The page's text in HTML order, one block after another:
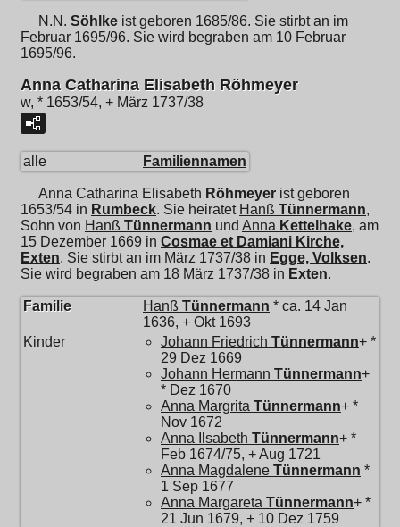
N.N. Söhlke ist geboren 1685/86. Sie stirbt an im
Februar 1695/96. Sie wird begraben am 10 Februar
1695/96.
Anna Catharina Elisabeth Röhmeyer
w, * 1653/54, + März 1737/38
alle Familiennamen
Anna Catharina Elisabeth Röhmeyer ist geboren
1653/54 in Rumbeck. Sie heiratet Hanß Tünnermann,
Sohn von Hanß Tünnermann und Anna Kettelhake, am
15 Dezember 1669 in Cosmae et Damiani Kirche,
Exten. Sie stirbt an im März 1737/38 in Egge, Volksen.
Sie wird begraben am 18 März 1737/38 in Exten.
Familie Hanß Tünnermann * ca. 14 Jan
1636, + Okt 1693
Kinder
Johann Friedrich Tünnermann+ *
29 Dez 1669
Johann Hermann Tünnermann+
* Dez 1670
Anna Margrita Tünnermann+ *
Nov 1672
Anna Ilsabeth Tünnermann+ *
Feb 1674/75, + Aug 1721
Anna Magdalene Tünnermann *
1 Sep 1677
Anna Margareta Tünnermann+ *
21 Jun 1679, + 10 Dez 1759